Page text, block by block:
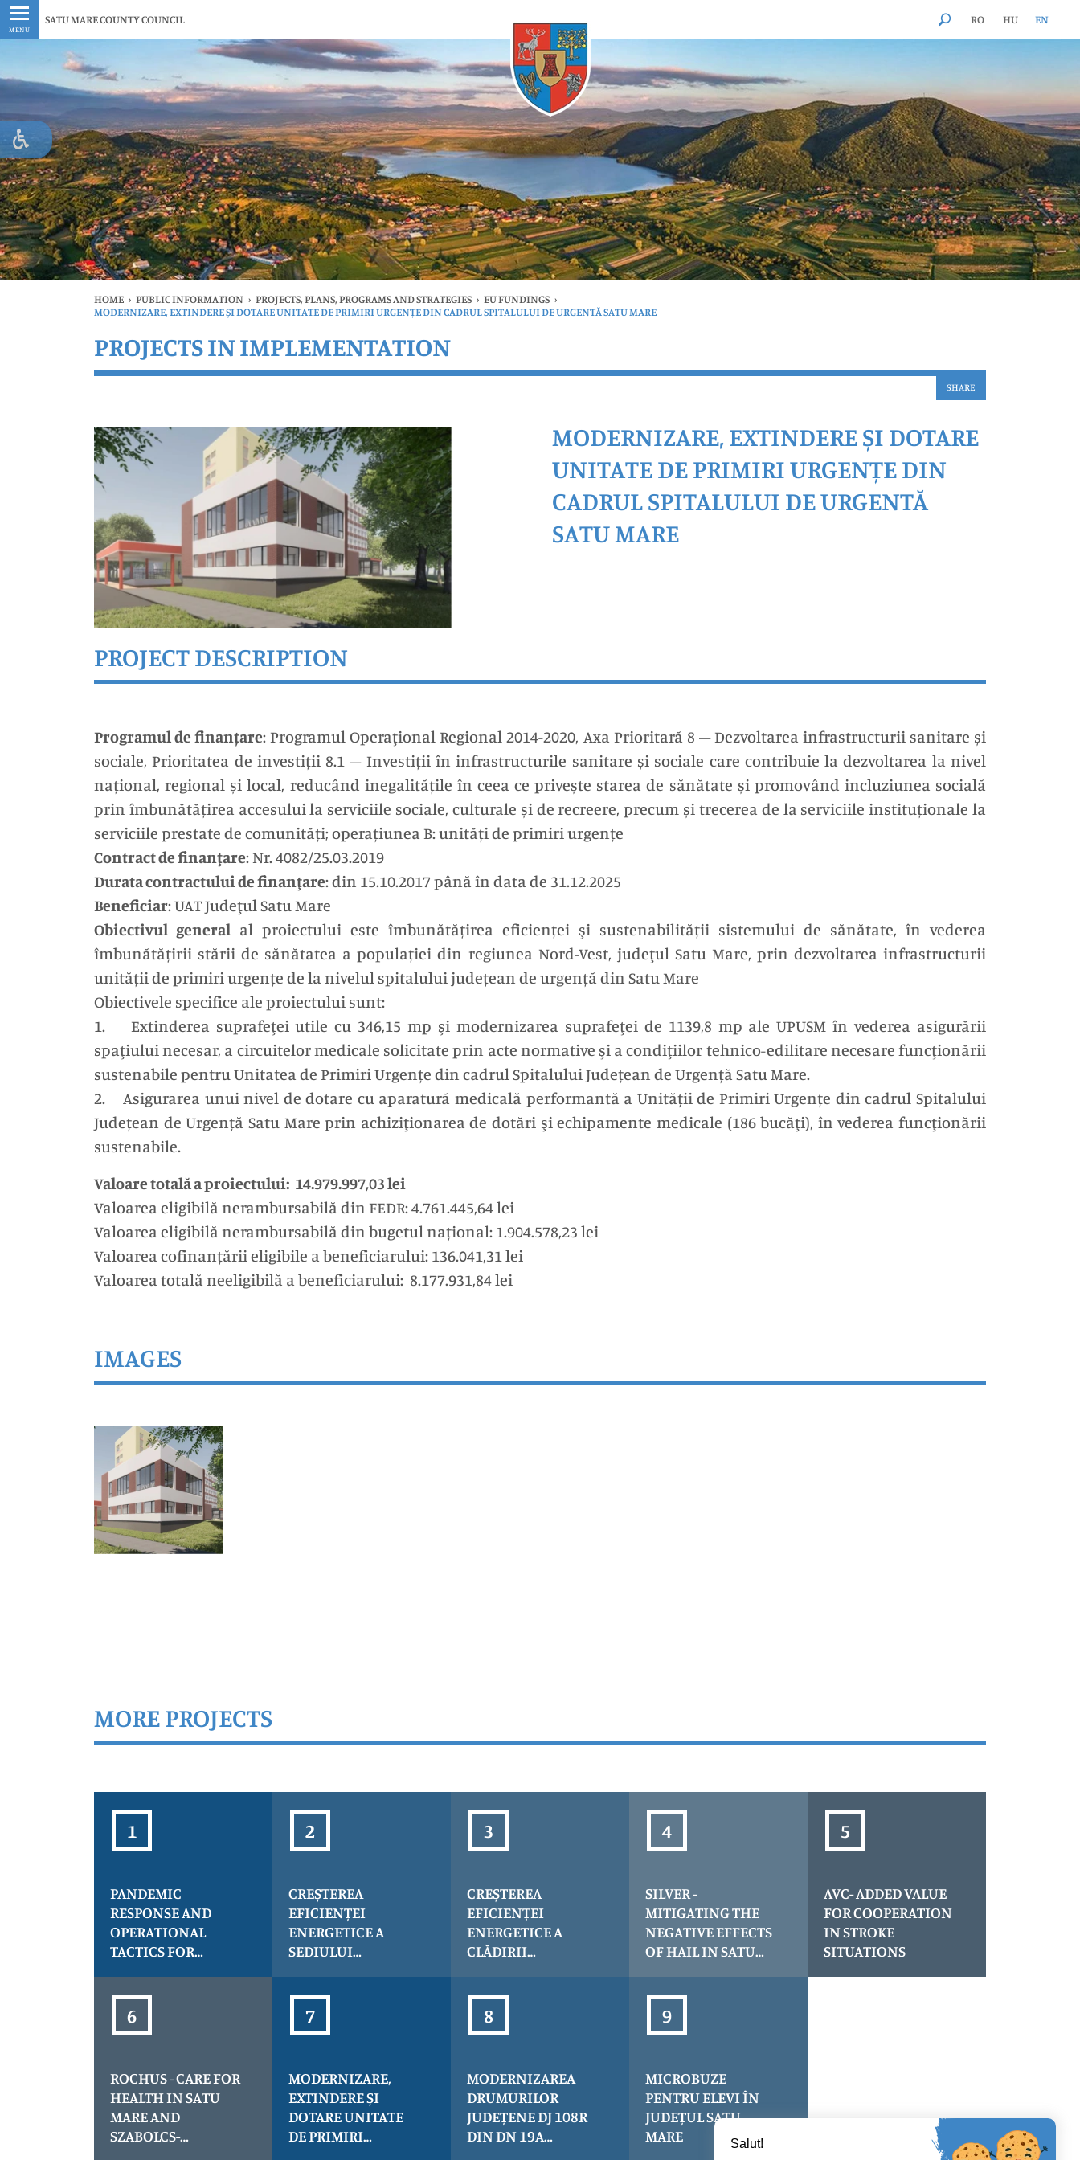
MENU
SATU MARE COUNTY COUNCIL RO HU EN
HOME › PUBLIC INFORMATION › PROJECTS, PLANS, PROGRAMS AND STRATEGIES › EU FUNDINGS ›
MODERNIZARE, EXTINDERE ȘI DOTARE UNITATE DE PRIMIRI URGENȚE DIN CADRUL SPITALULUI DE URGENTĂ SATU MARE
PROJECTS IN IMPLEMENTATION
SHARE
MODERNIZARE, EXTINDERE ȘI DOTARE
UNITATE DE PRIMIRI URGENȚE DIN
CADRUL SPITALULUI DE URGENTĂ
SATU MARE
PROJECT DESCRIPTION
Programul de finanțare: Programul Operaţional Regional 2014-2020, Axa Prioritară 8 – Dezvoltarea infrastructurii sanitare și
sociale, Prioritatea de investiții 8.1 – Investiții în infrastructurile sanitare și sociale care contribuie la dezvoltarea la nivel
național, regional și local, reducând inegalitățile în ceea ce privește starea de sănătate și promovând incluziunea socială
prin îmbunătățirea accesului la serviciile sociale, culturale și de recreere, precum și trecerea de la serviciile instituționale la
serviciile prestate de comunități; operațiunea B: unități de primiri urgențe
Contract de finanţare: Nr. 4082/25.03.2019
Durata contractului de finanţare: din 15.10.2017 până în data de 31.12.2025
Beneficiar: UAT Judeţul Satu Mare
Obiectivul general al proiectului este îmbunătățirea eficienței şi sustenabilității sistemului de sănătate, în vederea
îmbunătățirii stării de sănătatea a populației din regiunea Nord-Vest, judeţul Satu Mare, prin dezvoltarea infrastructurii
unității de primiri urgențe de la nivelul spitalului județean de urgență din Satu Mare
Obiectivele specifice ale proiectului sunt:
1. Extinderea suprafeţei utile cu 346,15 mp şi modernizarea suprafeţei de 1139,8 mp ale UPUSM în vederea asigurării
spaţiului necesar, a circuitelor medicale solicitate prin acte normative şi a condiţiilor tehnico-edilitare necesare funcţionării
sustenabile pentru Unitatea de Primiri Urgențe din cadrul Spitalului Județean de Urgență Satu Mare.
2. Asigurarea unui nivel de dotare cu aparatură medicală performantă a Unității de Primiri Urgențe din cadrul Spitalului
Județean de Urgență Satu Mare prin achiziţionarea de dotări şi echipamente medicale (186 bucăţi), în vederea funcţionării
sustenabile.
Valoare totală a proiectului: 14.979.997,03 lei
Valoarea eligibilă nerambursabilă din FEDR: 4.761.445,64 lei
Valoarea eligibilă nerambursabilă din bugetul național: 1.904.578,23 lei
Valoarea cofinanțării eligibile a beneficiarului: 136.041,31 lei
Valoarea totală neeligibilă a beneficiarului: 8.177.931,84 lei
IMAGES
MORE PROJECTS
PANDEMIC
RESPONSE AND
OPERATIONAL
TACTICS FOR
AND TRACKING,
acronim PROTECT
CREȘTEREA
EFICIENȚEI
ENERGETICE A
SEDIULUI
JUDEȚEAN SATU
MARE
CREȘTEREA
EFICIENȚEI
ENERGETICE A
CLĂDIRII
NEGREȘTI OAȘ
(CLĂDIRE SPITAL
SILVER -
MITIGATING THE
NEGATIVE EFFECTS
OF HAIL IN SATU
AVC- ADDED VALUE
FOR COOPERATION
IN STROKE
SITUATIONS
ROCHUS - CARE FOR
HEALTH IN SATU
MARE AND
SZABOLCS-
MODERNIZARE,
EXTINDERE ȘI
DOTARE UNITATE
DE PRIMIRI
MODERNIZAREA
DRUMURILOR
JUDEȚENE DJ 108R
DIN DN 19A
MICROBUZE
PENTRU ELEVI ÎN
JUDEȚUL SATU
MARE
Salut!